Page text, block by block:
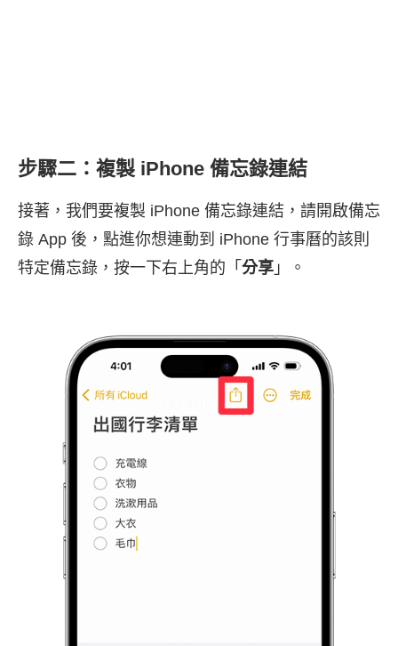
步驟二：複製 iPhone 備忘錄連結
接著，我們要複製 iPhone 備忘錄連結，請開啟備忘
錄 App 後，點進你想連動到 iPhone 行事曆的該則
特定備忘錄，按一下右上角的「 分享 」。